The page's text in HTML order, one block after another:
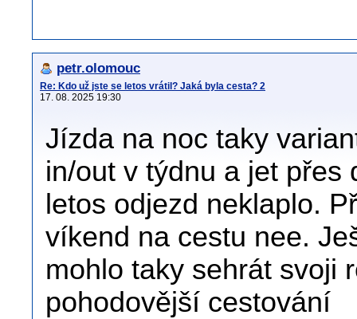
petr.olomouc
Re: Kdo už jste se letos vrátil? Jaká byla cesta? 2
17. 08. 2025 19:30
Jízda na noc taky
in/out v týdnu a jet přes
letos odjezd neklaplo.
víkend na cestu nee.
mohlo taky sehrát svoji
pohodovější cestování